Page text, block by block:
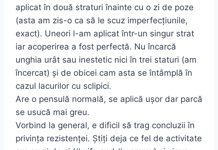
aplicat în două straturi înainte cu o zi de poze
(asta am zis-o ca să le scuz imperfecțiunile,
exact). Uneori l-am aplicat într-un singur strat
iar acoperirea a fost perfectă. Nu încarcă
unghia urât sau inestetic nici în trei staturi (am
încercat) și de obicei cam asta se întâmplă în
cazul lacurilor cu sclipici.
Are o pensulă normală, se aplică ușor dar parcă
se usucă mai greu.
Vorbind la general, e dificil să trag concluzii în
privința rezistenței. Știți deja ce fel de activitate